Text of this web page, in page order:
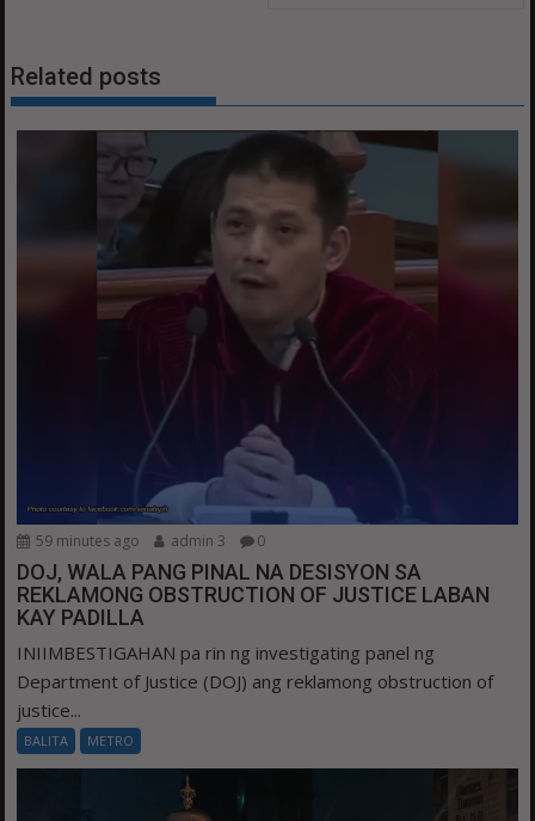
Related posts
59 minutes ago admin 3 0
DOJ, WALA PANG PINAL NA DESISYON SA
REKLAMONG OBSTRUCTION OF JUSTICE LABAN
KAY PADILLA
INIIMBESTIGAHAN pa rin ng investigating panel ng
Department of Justice (DOJ) ang reklamong obstruction of
justice...
BALITA METRO